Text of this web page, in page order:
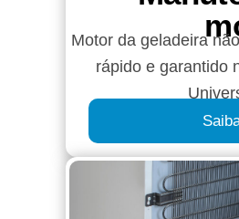
Motor da geladeira
rápido e garantido